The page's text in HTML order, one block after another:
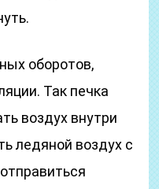
оборотов,
Так печка
воздух внутри
ледяной воздух с